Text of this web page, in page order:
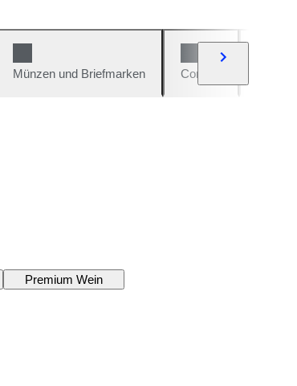
Münzen und Briefmarken Comics
Premium Wein